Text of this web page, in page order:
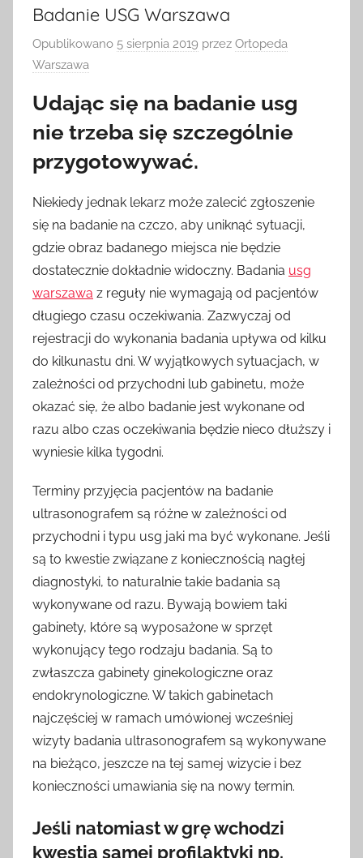
Badanie USG Warszawa
Opublikowano 5 sierpnia 2019 przez Ortopeda
Warszawa
Udając się na badanie usg
nie trzeba się szczególnie
przygotowywać.
Niekiedy jednak lekarz może zalecić zgłoszenie
się na badanie na czczo, aby uniknąć sytuacji,
gdzie obraz badanego miejsca nie będzie
dostatecznie dokładnie widoczny. Badania usg
warszawa z reguły nie wymagają od pacjentów
długiego czasu oczekiwania. Zazwyczaj od
rejestracji do wykonania badania upływa od kilku
do kilkunastu dni. W wyjątkowych sytuacjach, w
zależności od przychodni lub gabinetu, może
okazać się, że albo badanie jest wykonane od
razu albo czas oczekiwania będzie nieco dłuższy i
wyniesie kilka tygodni.
Terminy przyjęcia pacjentów na badanie
ultrasonografem są różne w zależności od
przychodni i typu usg jaki ma być wykonane. Jeśli
są to kwestie związane z koniecznością nagłej
diagnostyki, to naturalnie takie badania są
wykonywane od razu. Bywają bowiem taki
gabinety, które są wyposażone w sprzęt
wykonujący tego rodzaju badania. Są to
zwłaszcza gabinety ginekologiczne oraz
endokrynologiczne. W takich gabinetach
najczęściej w ramach umówionej wcześniej
wizyty badania ultrasonografem są wykonywane
na bieżąco, jeszcze na tej samej wizycie i bez
konieczności umawiania się na nowy termin.
Jeśli natomiast w grę wchodzi
kwestia samej profilaktyki np.